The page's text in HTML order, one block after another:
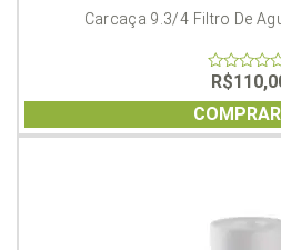
Carcaça 9.3/4 Filtro De
0
out
of
5
R$
COMPRAR